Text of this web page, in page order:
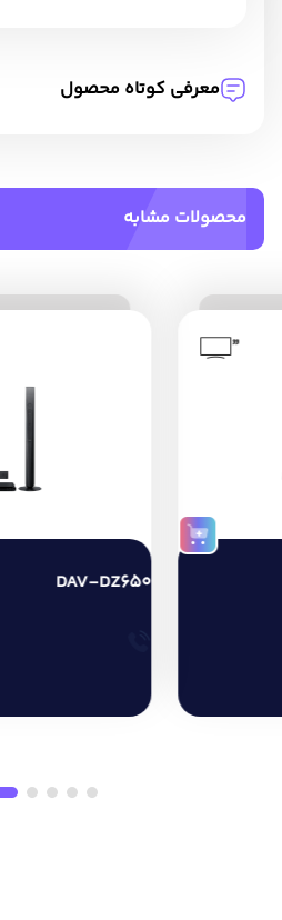
معرفی کوتاه محصول
محصولات مشابه
”
DAV-DZ650